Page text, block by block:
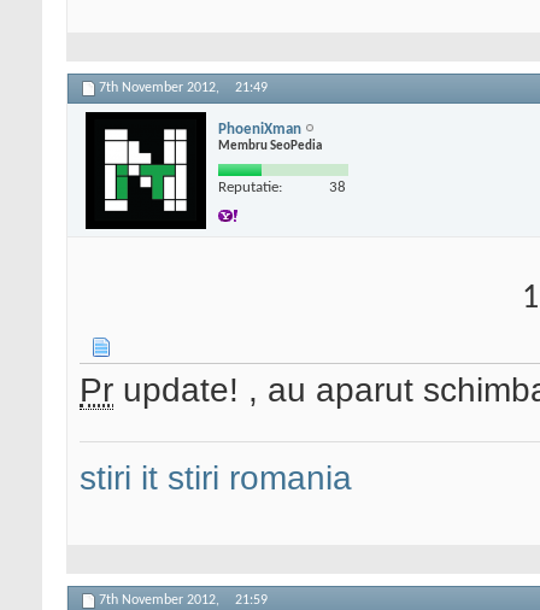
7th November 2012, 21:49
PhoeniXman
Membru SeoPedia
Reputatie: 38
Pr update! , au aparut
stiri it stiri romania
7th November 2012, 21:59